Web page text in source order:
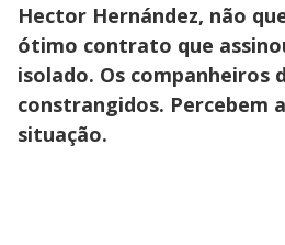
Hector Hernández, não
ótimo contrato que
isolado. Os companheiros
constrangidos. Percebem
situação.